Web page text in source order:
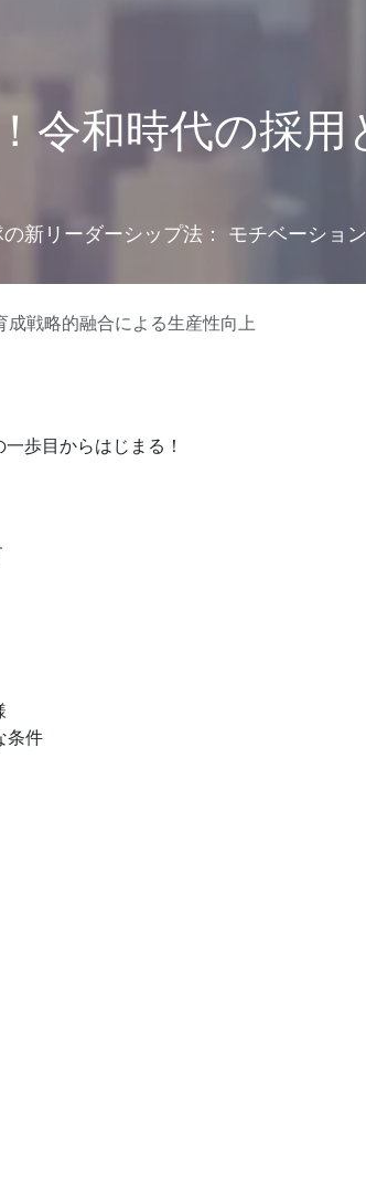
令和時代の採用
新リーダーシップ法： モチベーショ
戦略的融合による生産性向上
歩目からはじまる！
条件